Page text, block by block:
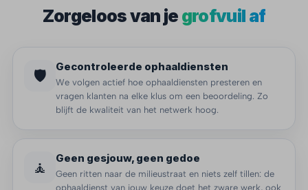
Zorgeloos van je grofvuil af
🛡️ Gecontroleerde ophaaldiensten
We volgen actief hoe ophaaldiensten presteren en
vragen klanten na elke klus om een beoordeling. Zo
blijft de kwaliteit van het netwerk hoog.
🧘 Geen gesjouw, geen gedoe
Geen ritten naar de milieustraat en niets zelf tillen: de
ophaaldienst van jouw keuze doet het zware werk, ook